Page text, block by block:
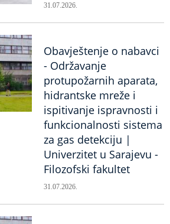
31.07.2026.
Obavještenje o nabavci
- Održavanje
protupožarnih aparata,
hidrantske mreže i
ispitivanje ispravnosti i
funkcionalnosti sistema
za gas detekciju |
Univerzitet u Sarajevu -
Filozofski fakultet
31.07.2026.